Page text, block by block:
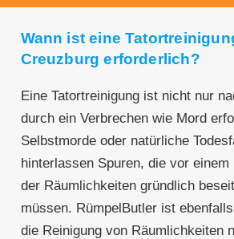
Wann ist eine
Creuzburg erforderlich?
Eine Tatortreinigung ist nicht nur
durch ein Verbrechen wie Mord
Selbstmorde oder natürliche
hinterlassen Spuren, die vor einem
der Räumlichkeiten gründlich
müssen. RümpelButler ist
die Reinigung von Räumlichkeiten